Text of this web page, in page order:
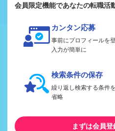
会員限定機能であなたの転職活
カンタン応募
事前にプロフィールを
入力が簡単に
検索条件の保存
繰り返し検索する条件
省略
まずは会員登